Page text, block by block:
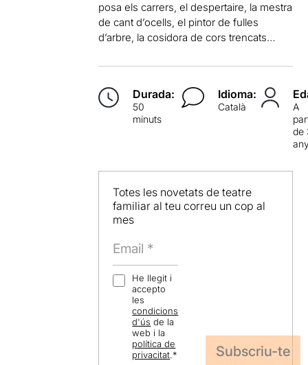
posa els carrers, el despertaire, la mestra
de cant d’ocells, el pintor de fulles
d’arbre, la cosidora de cors trencats…
Durada:
50
minuts
Idioma:
Català
A
de
Totes les novetats de teatre
familiar al teu correu un cop al
mes
He llegit i
accepto
les
condicions
d'ús de la
web i la
política de
privacitat.*